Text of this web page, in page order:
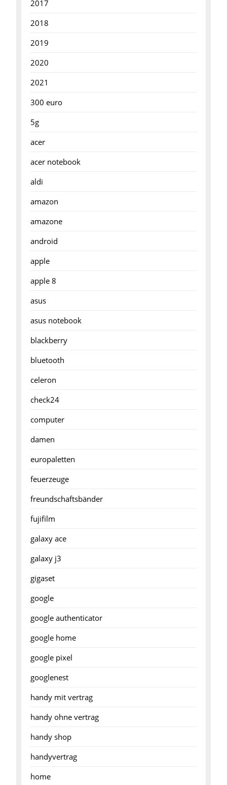
2017
2018
2019
2020
2021
300 euro
5g
acer
acer notebook
aldi
amazon
amazone
android
apple
apple 8
asus
asus notebook
blackberry
bluetooth
celeron
check24
computer
damen
europaletten
feuerzeuge
freundschaftsbänder
fujifilm
galaxy ace
galaxy j3
gigaset
google
google authenticator
google home
google pixel
googlenest
handy mit vertrag
handy ohne vertrag
handy shop
handyvertrag
home